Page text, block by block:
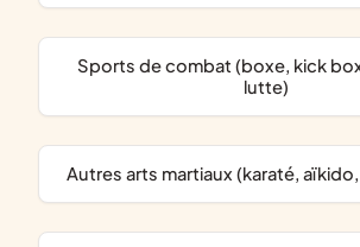
Sports de combat (boxe, kick box, boxe thaï,
lutte)
Autres arts martiaux (karaté,